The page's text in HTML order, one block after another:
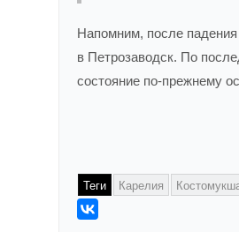
Напомним, после
в Петрозаводск. По
состояние по-прежнему
Теги Карелия